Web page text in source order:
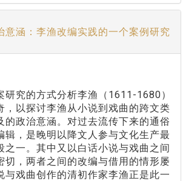
意涵：李渔改编实践的一个案例研究
研究的方式分析李渔（1611-1680）
，以探讨李渔从小说到戏曲的跨文类
的政治意涵。对过去流传下来的通俗
辑，是晚明以降文人参与文化生产最
之一。其中又以白话小说与戏曲之间
切，两者之间的改编与借用的情形屡
与戏曲创作的清初作家李渔正是此一